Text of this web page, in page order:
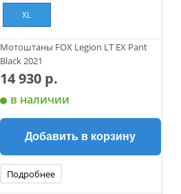
XL
Мотоштаны FOX Legion LT EX Pant
Black 2021
14 930 р.
в наличии
Добавить в корзину
Подробнее